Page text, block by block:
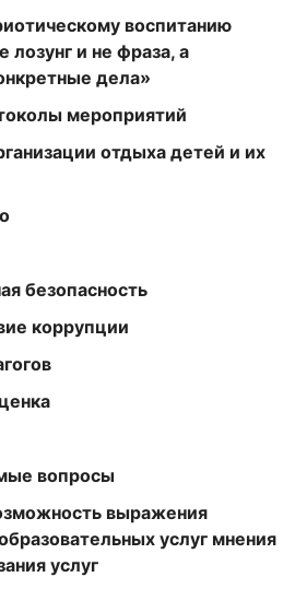
воспитанию
лозунг и не фраза, а
дела»
мероприятий
отдыха детей и их
безопасность
коррупции
вопросы
выражения
услуг мнения
услуг